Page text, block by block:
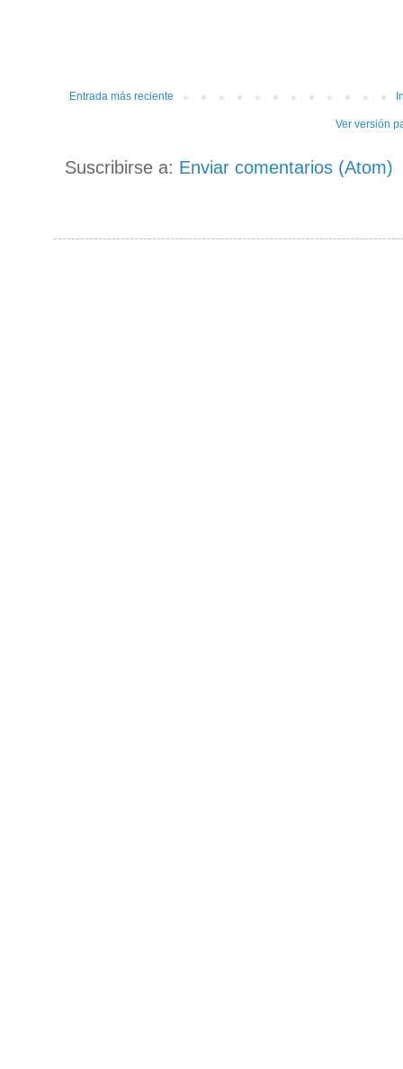
Entrada más reciente
Ver versión
Suscribirse a: Enviar comentarios (Atom)